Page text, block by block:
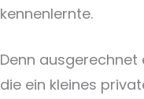
kennenlernte.
Denn ausgerechnet
die ein kleines